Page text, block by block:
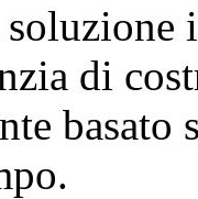
di
basato